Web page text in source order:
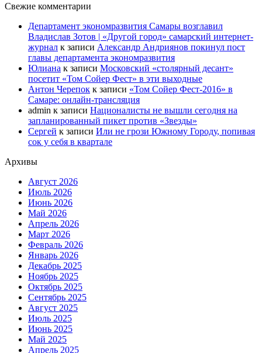
Свежие комментарии
Департамент экономразвития Самары возглавил
Владислав Зотов | «Другой город» самарский интернет-
журнал к записи Александр Андриянов покинул пост
главы департамента экономразвития
Юлиана к записи Московский «столярный десант»
посетит «Том Сойер Фест» в эти выходные
Антон Черепок к записи «Том Сойер Фест-2016» в
Самаре: онлайн-трансляция
admin к записи Националисты не вышли сегодня на
запланированный пикет против «Звезды»
Сергей к записи Или не грози Южному Городу, попивая
сок у себя в квартале
Архивы
Август 2026
Июль 2026
Июнь 2026
Май 2026
Апрель 2026
Март 2026
Февраль 2026
Январь 2026
Декабрь 2025
Ноябрь 2025
Октябрь 2025
Сентябрь 2025
Август 2025
Июль 2025
Июнь 2025
Май 2025
Апрель 2025